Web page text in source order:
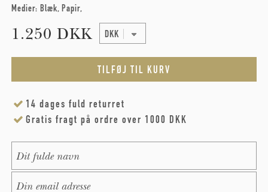
Medier: Blæk Papir
1.250 DKK
14 dages fuld returret
Gratis fragt på ordre over 1000 DKK